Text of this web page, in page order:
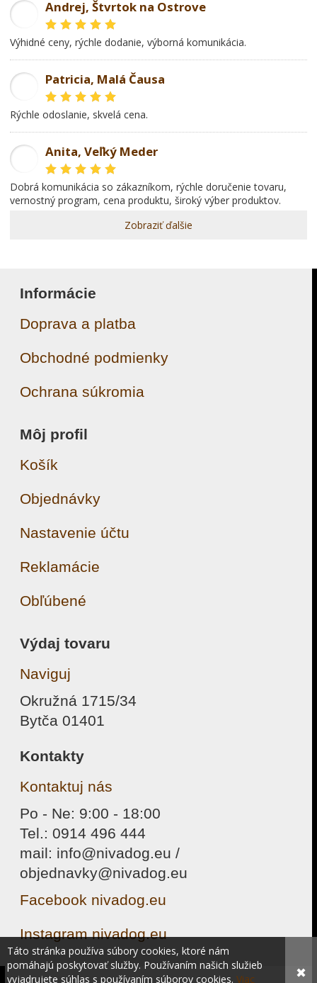
Andrej, Štvrtok na Ostrove
Výhidné ceny, rýchle dodanie, výborná komunikácia.
Patricia, Malá Čausa
rýchle odoslanie, skvelá cena.
Anita, Veľký Meder
dobrá komunikácia so zákazníkom, rýchle doručenie tovaru,
vernostný program, cena produktu, široký výber produktov.
Zobraziť ďalšie
Informácie
Doprava a platba
Obchodné podmienky
Ochrana súkromia
Môj profil
Košík
Objednávky
Nastavenie účtu
Reklamácie
Obľúbené
Výdaj tovaru
Naviguj
Okružná 1715/34
Bytča 01401
Kontakty
Kontaktuj nás
Po - Ne: 9:00 - 18:00
Tel.: 0914 496 444
mail: info@nivadog.eu /
objednavky@nivadog.eu
Facebook nivadog.eu
Instagram nivadog.eu
Táto stránka používa súbory cookies, ktoré nám
pomáhajú poskytovať služby. Používaním našich služieb
vyjadrujete súhlas s používaním súborov cookies. Viac ✖